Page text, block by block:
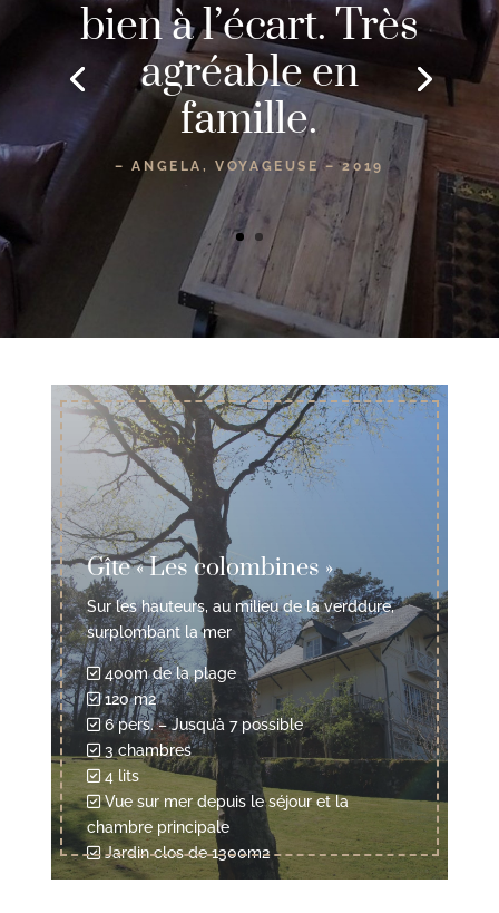
bien à l’écart. Très
agréable en
famille.
– ANGELA, VOYAGEUSE – 2019
Gîte « Les colombines »
Sur les hauteurs, au milieu de la verddure,
surplombant la mer
400m de la plage
120 m2
6 pers. – Jusqu’à 7 possible
3 chambres
4 lits
Vue sur mer depuis le séjour et la
chambre principale
Jardin clos de 1300m2